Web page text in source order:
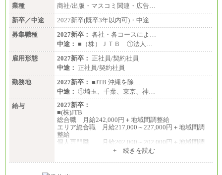
大阪 ：時給1,177円～1,400円
佐世保：時給1,035円～
沖縄 ：時給1,025円～1,350円
※給与は実務経験・職種・配属部署によって異なり
ます
※交通費：月5万円まで
業種
商社/出版・マスコミ関連・広告…
新卒／中途
2027新卒(既卒3年以内可)・中途
募集職種
2027新卒： 各社・各コースによ…
中途： ■（株）ＪＴＢ ①法人…
雇用形態
2027新卒： 正社員/契約社員
中途： 正社員/契約社員
勤務地
2027新卒： ■JTB 沖縄を除…
中途： ①埼玉、千葉、東京、神…
給与
2027新卒：
■(株)JTB
総合職 月給242,000円＋地域間調整給
エリア総合職 月給217,000～227,000円＋地域間調
整給
個人専門職 月給202,000～202,000円＋地域間調
+ 続きを読む